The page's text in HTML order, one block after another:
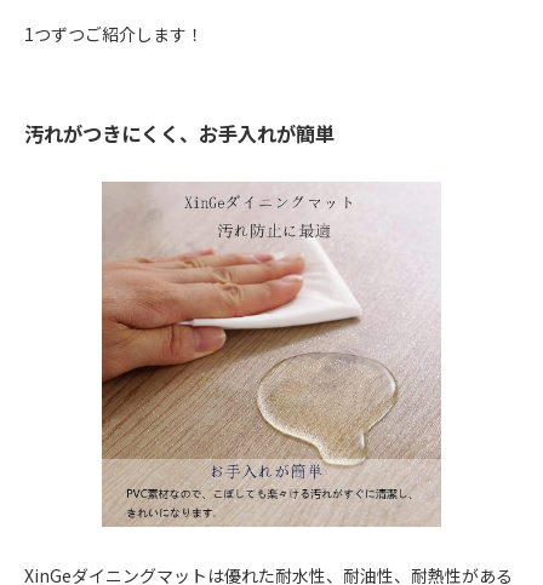
1つずつご紹介します！
汚れがつきにくく、お手入れが簡単
XinGeダイニングマットは優れた耐水性、耐油性、耐熱性がある